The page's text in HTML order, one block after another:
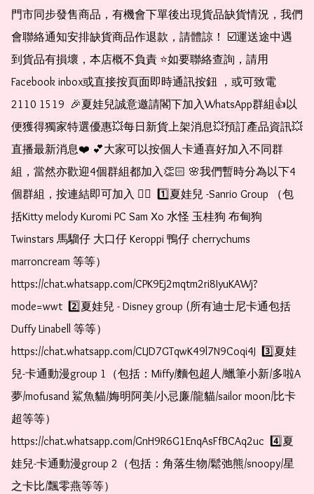
門市同步發售商品，有機會下單後出現貨品缺貨情況，我們
會聯絡通知安排缺貨商品作退款，請體諒！ ☑️運送途中遇
到貨品有損壞，本店概不負責 ⭐️如要聯絡查詢，請用
Facebook inbox或直接按頁面即時通訊按鈕 ，或可致電
2110 1519  🎉夏娃兒誠意邀請閣下加入WhatsApp群組👍以
便獲得獨家特選優惠💥每日新貨上架消息💥預訂產品資訊💥
直播最新消息❤️ 💕大家可以按個人卡通喜好加入不同群
組，當然亦歡迎4個群組都加入👏🏻 🌸我們暫時分為以下4
個群組，按連結即可加入 👇🏻  1️⃣夏娃兒 -Sanrio Group （包
括Kitty melody Kuromi PC Sam Xo 水怪 玉桂狗 布甸狗
Twinstars 馬騮仔 大口仔 Keroppi 鴨仔 cherrychums
marroncream 等等）
https://chat.whatsapp.com/CPK9Ej2mqtm2ri8IyuKAWj?
mode=wwt  2️⃣夏娃兒 - Disney group (所有迪士尼卡通包括
Duffy Linabell 等等）
https://chat.whatsapp.com/CLJD7GTqwK49l7N9Coqi4J  3️⃣夏娃
兒-卡通動漫group 1（包括：Miffy/麵包超人/蠟筆小新/多啦A
夢/mofusand 鯊魚貓/娒明阿美/小忌廉/龍貓/sailor moon/比卡
超等等）
https://chat.whatsapp.com/GnH9R6G1EnqAsFfBCAq2uc  4️⃣夏
娃兒-卡通動漫group 2（包括：角落生物/鬆弛熊/snoopy/星
之卡比/飄零燕等等）